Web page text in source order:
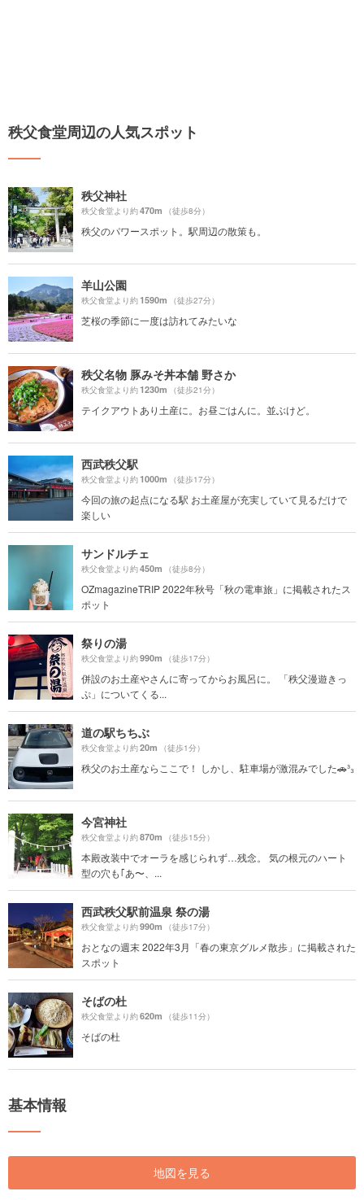
秩父食堂周辺の人気スポット
秩父神社
秩父食堂より約470m （徒歩8分）
秩父のパワースポット。駅周辺の散策も。
羊山公園
秩父食堂より約1590m （徒歩27分）
芝桜の季節に一度は訪れてみたいな
秩父名物 豚みそ丼本舗 野さか
秩父食堂より約1230m （徒歩21分）
テイクアウトあり土産に。お昼ごはんに。並ぶけど。
西武秩父駅
秩父食堂より約1000m （徒歩17分）
今回の旅の起点になる駅 お土産屋が充実していて見るだけで
楽しい
サンドルチェ
秩父食堂より約450m （徒歩8分）
OZmagazineTRIP 2022年秋号「秋の電車旅」に掲載されたス
ポット
祭りの湯
秩父食堂より約990m （徒歩17分）
併設のお土産やさんに寄ってからお風呂に。 「秩父漫遊きっ
ぷ」についてくる...
道の駅ちちぶ
秩父食堂より約20m （徒歩1分）
秩父のお土産ならここで！ しかし、駐車場が激混みでした🚗³₃
今宮神社
秩父食堂より約870m （徒歩15分）
本殿改装中でオーラを感じられず…残念。 気の根元のハート
型の穴も｢あ〜、...
西武秩父駅前温泉 祭の湯
秩父食堂より約990m （徒歩17分）
おとなの週末 2022年3月「春の東京グルメ散歩」に掲載された
スポット
そばの杜
秩父食堂より約620m （徒歩11分）
そばの杜
基本情報
地図を見る